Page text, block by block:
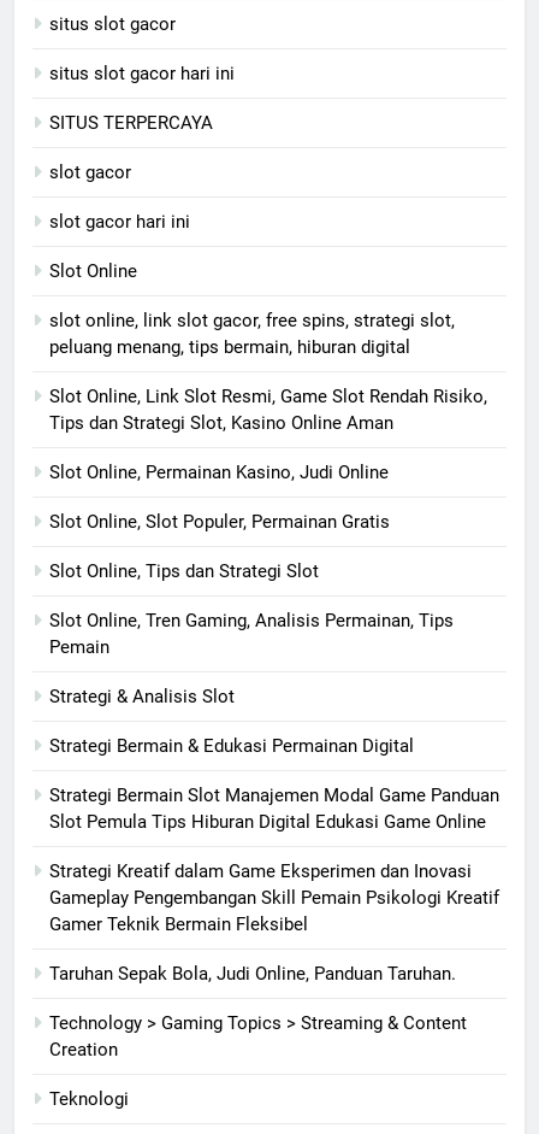
situs slot gacor
situs slot gacor hari ini
SITUS TERPERCAYA
slot gacor
slot gacor hari ini
Slot Online
slot online, link slot gacor, free spins, strategi slot,
peluang menang, tips bermain, hiburan digital
Slot Online, Link Slot Resmi, Game Slot Rendah Risiko,
Tips dan Strategi Slot, Kasino Online Aman
Slot Online, Permainan Kasino, Judi Online
Slot Online, Slot Populer, Permainan Gratis
Slot Online, Tips dan Strategi Slot
Slot Online, Tren Gaming, Analisis Permainan, Tips
Pemain
Strategi & Analisis Slot
Strategi Bermain & Edukasi Permainan Digital
Strategi Bermain Slot Manajemen Modal Game Panduan
Slot Pemula Tips Hiburan Digital Edukasi Game Online
Strategi Kreatif dalam Game Eksperimen dan Inovasi
Gameplay Pengembangan Skill Pemain Psikologi Kreatif
Gamer Teknik Bermain Fleksibel
Taruhan Sepak Bola, Judi Online, Panduan Taruhan.
Technology > Gaming Topics > Streaming & Content
Creation
Teknologi